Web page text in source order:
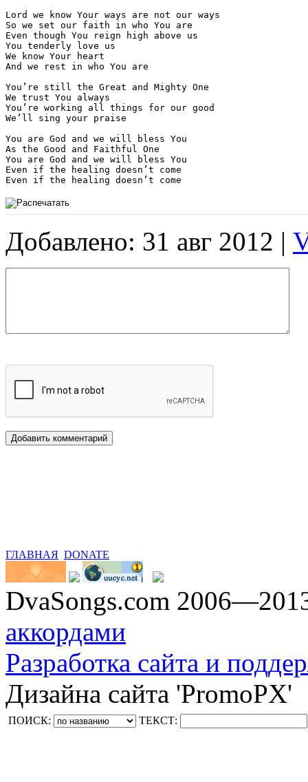
Lord we know Your ways are not our ways
So we set our faith in who You are
Even though You reign high above us
You tenderly love us
We know Your heart
And we rest in who You are
You’re still the Great and Mighty One
We trust You always
You’re working all things for our good
We’ll sing your praise
You are God and we will bless You
As the Good and Faithful One
You are God and we will bless You
Even if the healing doesn’t come
Even if the healing doesn’t come
Добавлено: 31 авг 2012 |
ГЛАВНАЯ DONATE
DvaSongs.com
аккордами
Разработка сайта и
Дизайна сайта 'PromoPX'
ПОИСК: ТЕКСТ: